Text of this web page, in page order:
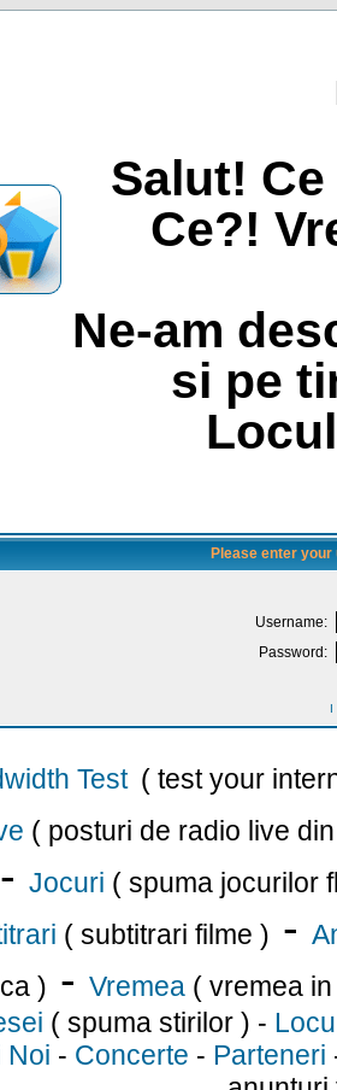
Salut!
Ce?!
Ne-am
si pe
Please enter
Username:
Password:
I
Test ( test your
( posturi de radio live
- Jocuri ( spuma jocurilor
( subtitrari filme ) -
) - Vremea ( vremea
( spuma stirilor ) -
Noi - Concerte - Parteneri